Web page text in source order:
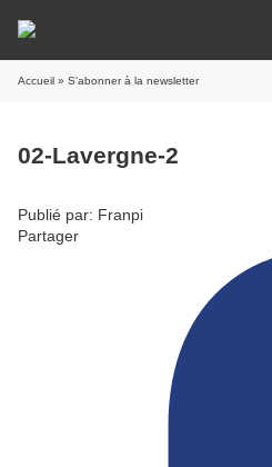
Accueil » S'abonner à la newsletter
02-Lavergne-2
Publié par: Franpi
Partager